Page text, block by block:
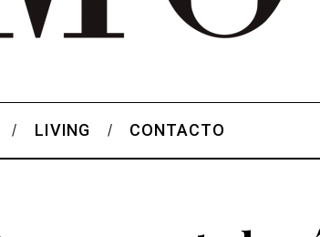
LIVING CONTACTO